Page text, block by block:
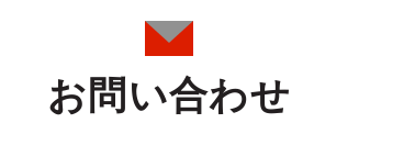
お問い合わせ